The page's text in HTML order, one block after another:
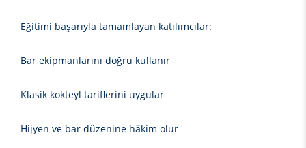
Eğitimi başarıyla tamamlayan katılımcılar:
Bar ekipmanlarını doğru kullanır
Klasik kokteyl tariflerini uygular
Hijyen ve bar düzenine hâkim olur